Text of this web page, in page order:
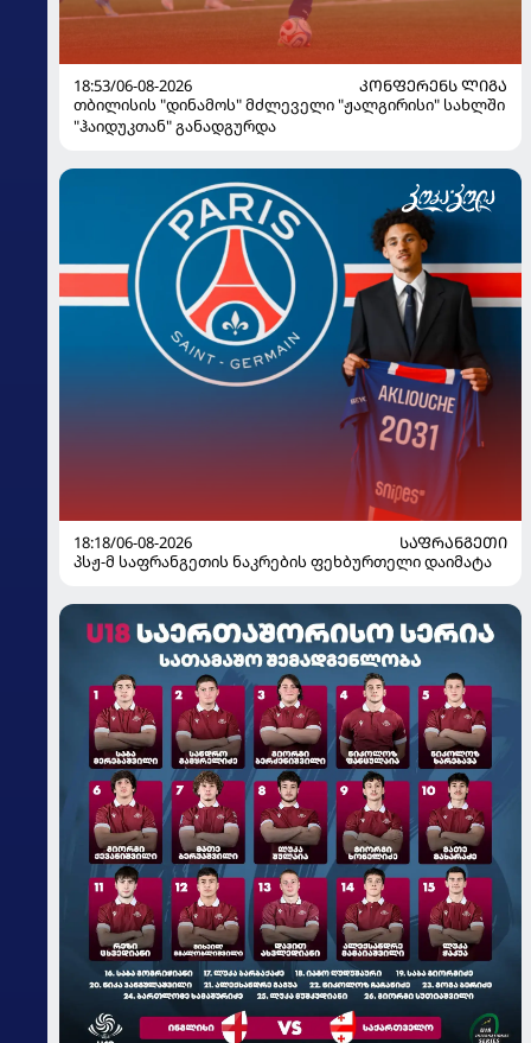
18:53/06-08-2026
ᲙᲝᲜᲤᲔᲠᲔᲜᲡ ᲚᲘᲒᲐ
თბილისის "დინამოს" მძლეველი "ჟალგირისი" სახლში
"ჰაიდუკთან" განადგურდა
18:18/06-08-2026
ᲡᲐᲤᲠᲐᲜᲒᲔᲗᲘ
პსჟ-მ საფრანგეთის ნაკრების ფეხბურთელი დაიმატა